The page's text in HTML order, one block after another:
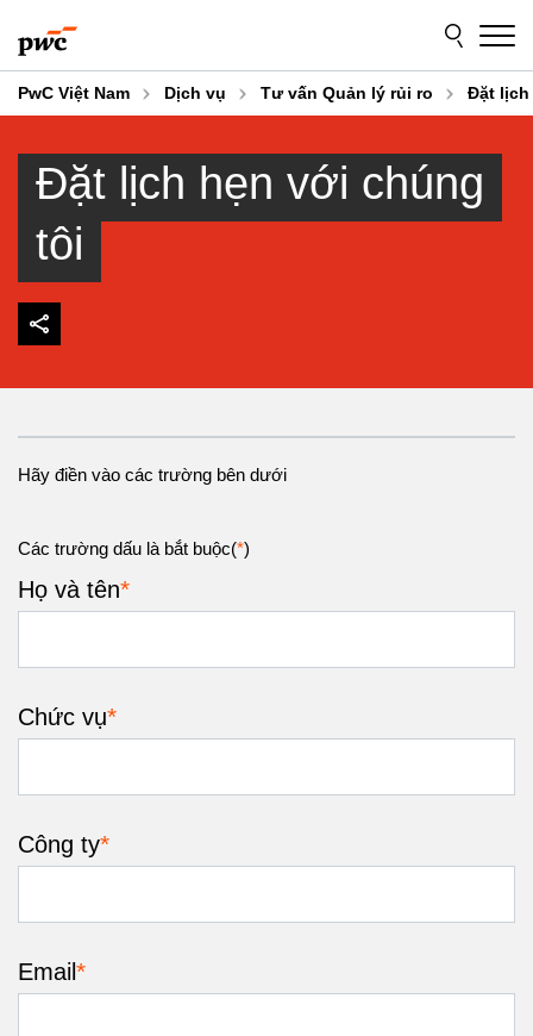
PwC Việt Nam Dịch vụ Tư vấn Quản lý rủi ro Đặt lịch
Đặt lịch hẹn với chúng
tôi
Hãy điền vào các trường bên dưới
Các trường dấu là bắt buộc(*)
Họ và tên*
Chức vụ*
Công ty*
Email *